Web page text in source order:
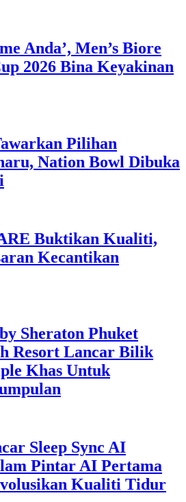
Anda’, Men’s Biore
2026 Bina Keyakinan
Pilihan
Nation Bowl Dibuka
Buktikan Kualiti,
Kecantikan
Sheraton Phuket
Resort Lancar Bilik
Khas Untuk
Sleep Sync AI
Pintar AI Pertama
Kualiti Tidur